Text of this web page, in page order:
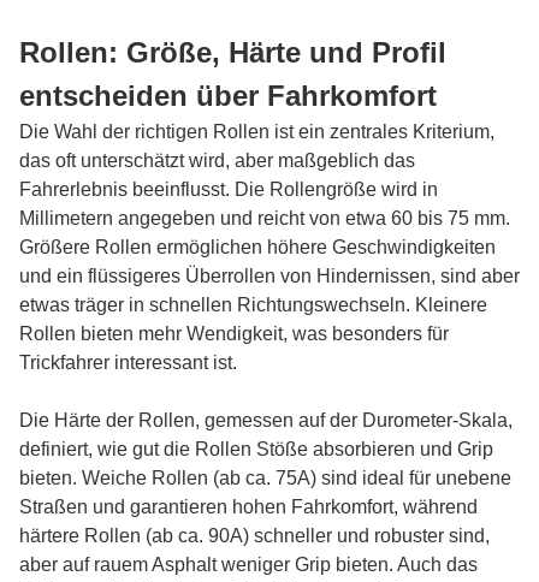
Rollen: Größe, Härte und Profil
entscheiden über Fahrkomfort
Die Wahl der richtigen Rollen ist ein zentrales Kriterium,
das oft unterschätzt wird, aber maßgeblich das
Fahrerlebnis beeinflusst. Die Rollengröße wird in
Millimetern angegeben und reicht von etwa 60 bis 75 mm.
Größere Rollen ermöglichen höhere Geschwindigkeiten
und ein flüssigeres Überrollen von Hindernissen, sind aber
etwas träger in schnellen Richtungswechseln. Kleinere
Rollen bieten mehr Wendigkeit, was besonders für
Trickfahrer interessant ist.
Die Härte der Rollen, gemessen auf der Durometer-Skala,
definiert, wie gut die Rollen Stöße absorbieren und Grip
bieten. Weiche Rollen (ab ca. 75A) sind ideal für unebene
Straßen und garantieren hohen Fahrkomfort, während
härtere Rollen (ab ca. 90A) schneller und robuster sind,
aber auf rauem Asphalt weniger Grip bieten. Auch das